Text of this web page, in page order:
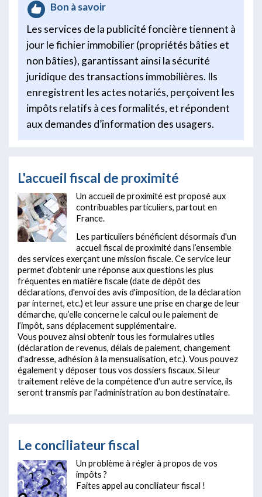
Bon à savoir
Les services de la publicité foncière tiennent à
jour le fichier immobilier (propriétés bâties et
non bâties), garantissant ainsi la sécurité
juridique des transactions immobilières. Ils
enregistrent les actes notariés, perçoivent les
impôts relatifs à ces formalités, et répondent
aux demandes d’information des usagers.
L'accueil fiscal de proximité
Un accueil de proximité est proposé aux
contribuables particuliers, partout en
France.
Les particuliers bénéficient désormais d'un
accueil fiscal de proximité dans l’ensemble
des services exerçant une mission fiscale. Ce service leur
permet d’obtenir une réponse aux questions les plus
fréquentes en matière fiscale (date de dépôt des
déclarations, d'envoi des avis d'imposition, de la déclaration
par internet, etc.) et leur assure une prise en charge de leur
démarche, qu’elle concerne le calcul ou le paiement de
l’impôt, sans déplacement supplémentaire.
Vous pouvez ainsi obtenir tous les formulaires utiles
(déclaration de revenus, délais de paiement, changement
d'adresse, adhésion à la mensualisation, etc.). Vous pouvez
également y déposer tous vos dossiers fiscaux. Si leur
traitement relève de la compétence d'un autre service, ils
seront transmis par l'administration au bon destinataire.
Le conciliateur fiscal
Un problème à régler à propos de vos
impôts ?
Faites appel au conciliateur fiscal !